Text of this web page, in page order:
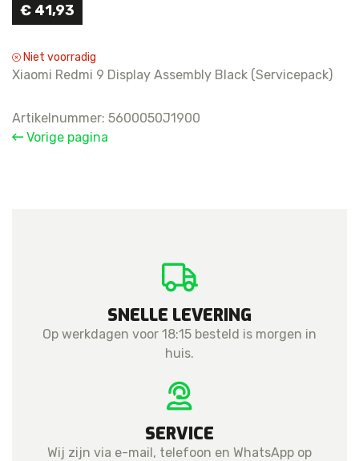
€ 41,93
Niet voorradig
Xiaomi Redmi 9 Display Assembly Black (Servicepack)
Artikelnummer: 5600050J1900
Vorige pagina
SNELLE LEVERING
Op werkdagen voor 18:15 besteld is morgen in
huis.
SERVICE
Wij zijn via e-mail, telefoon en WhatsApp op